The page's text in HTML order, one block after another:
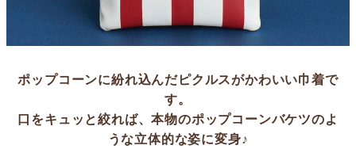
ポップコーンに紛れ込んだピクルスがかわいい巾着で
す。
口をキュッと絞れば、本物のポップコーンバケツのよ
うな立体的な姿に変身♪